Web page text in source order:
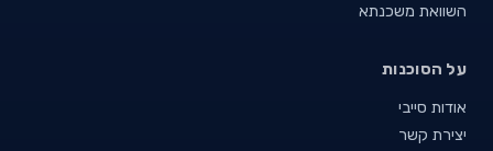
השוואת משכנתא
על הסוכנות
אודות סייבי
יצירת קשר